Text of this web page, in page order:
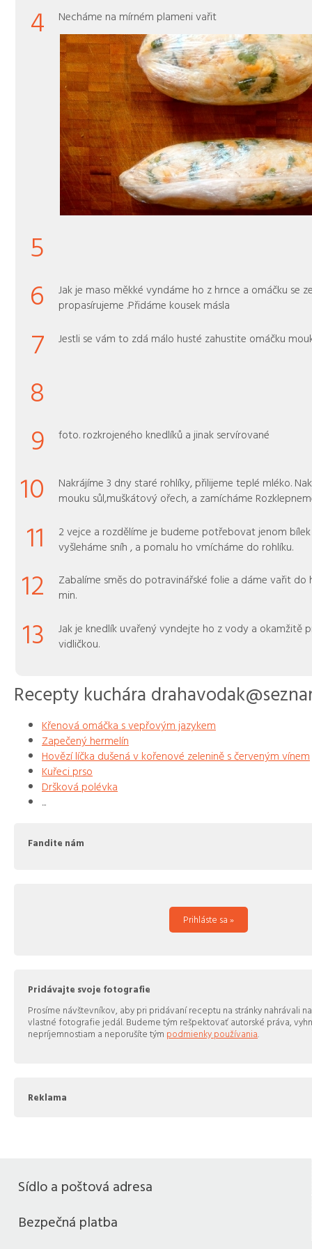
4 Necháme na mírném plameni vařit
5
6
Jak je maso měkké vyndáme ho z hrnce a omáčku se
propasírujeme .Přidáme kousek másla
7 Jestli se vám to zdá málo husté zahustite omáčku
8
9
foto. rozkrojeného knedlíků a jinak servírované
10
Nakrájíme 3 dny staré rohlíky, přilijeme teplé mléko.
mouku sůl,muškátový ořech, a zamícháme
11
2 vejce a rozdělíme je budeme potřebovat jenom
vyšleháme sníh , a pomalu ho vmícháme do rohlíku.
12
Zabalíme směs do potravinářské folie a dáme vařit do
min.
13
Jak je knedlík uvařený vyndejte ho z vody a okamžitě
vidličkou.
Recepty kuchára
Křenová omáčka s vepřovým jazykem
Zapečený hermelín
Hovězí líčka dušená v kořenové zelenině s červeným vínem
Kuřeci prso
Dršková polévka
...
Fandite nám
Prihláste sa »
Pridávajte svoje fotografie
Prosíme návštevníkov, aby pri pridávaní receptu na stránky nahrávali
vlastné fotografie jedál. Budeme tým rešpektovať autorské práva,
nepríjemnostiam a neporušíte tým podmienky používania.
Reklama
Sídlo a poštová adresa
Bezpečná platba